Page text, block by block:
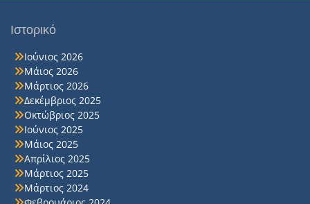
Ιστορικό
Ιούνιος 2026
Μάιος 2026
Μάρτιος 2026
Δεκέμβριος 2025
Οκτώβριος 2025
Ιούνιος 2025
Μάιος 2025
Απρίλιος 2025
Μάρτιος 2025
Μάρτιος 2024